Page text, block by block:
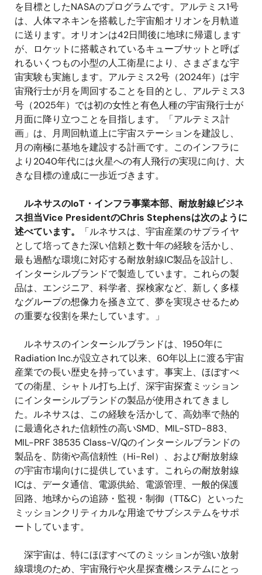
を目標としたNASAのプログラムです。アルテミス1号
は、人体マネキンを搭載した宇宙船オリオンを月軌道
に送ります。オリオンは42日間後に地球に帰還します
が、ロケットに搭載されているキューブサットと呼ば
れるいくつもの小型の人工衛星により、さまざまな宇
宙実験も実施します。アルテミス2号（2024年）は宇
宙飛行士が月を周回することを目的とし、アルテミス3
号（2025年）では初の女性と有色人種の宇宙飛行士が
月面に降り立つことを目指します。「アルテミス計
画」は、月周回軌道上に宇宙ステーションを建設し、
月の南極に基地を建設する計画です。このインフラに
より2040年代には火星への有人飛行の実現に向け、大
きな目標の達成に一歩近づきます。
ルネサスのIoT・インフラ事業本部、耐放射線ビジネ
ス担当Vice PresidentのChris Stephensは次のように
述べています。
「ルネサスは、宇宙産業のサプライヤ
として培ってきた深い信頼と数十年の経験を活かし、
最も過酷な環境に対応する耐放射線IC製品を設計し、
インターシルブランドで製造しています。これらの製
品は、エンジニア、科学者、探検家など、新しく多様
なグループの想像力を掻き立て、夢を実現させるため
の重要な役割を果たしています。」
ルネサスのインターシルブランドは、1950年に
Radiation Inc.が設立されて以来、60年以上に渡る宇宙
産業での長い歴史を持っています。事実上、ほぼすべ
ての衛星、シャトル打ち上げ、深宇宙探査ミッション
にインターシルブランドの製品が使用されてきまし
た。ルネサスは、この経験を活かして、高効率で熱的
に最適化された信頼性の高いSMD、MIL-STD-883、
MIL-PRF 38535 Class-V/Qのインターシルブランドの
製品を、防衛や高信頼性（Hi-Rel）、および耐放射線
の宇宙市場向けに提供しています。これらの耐放射線
ICは、データ通信、電源供給、電源管理、一般的保護
回路、地球からの追跡・監視・制御（TT&C）といった
ミッションクリティカルな用途でサブシステムをサポ
ートしています。
深宇宙は、特にほぼすべてのミッションが強い放射
線環境のため、宇宙飛行や火星探査機システムにとっ